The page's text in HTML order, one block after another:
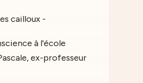
cailloux -
à l'école
ex-professeur